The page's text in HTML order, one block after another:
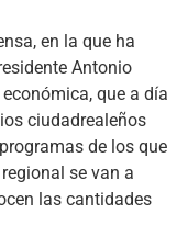
en la que ha
Antonio
que a día
ciudadrealeños
de los que
se van a
las cantidades